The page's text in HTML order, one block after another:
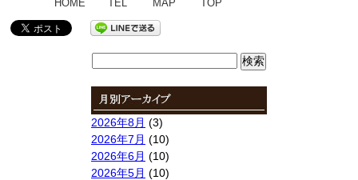
HOME TEL MAP TOP
2026年8月 (3)
2026年7月 (10)
2026年6月 (10)
2026年5月 (10)